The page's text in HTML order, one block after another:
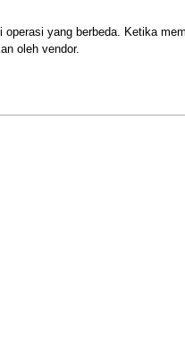
yang berbeda. Ketika
oleh vendor.